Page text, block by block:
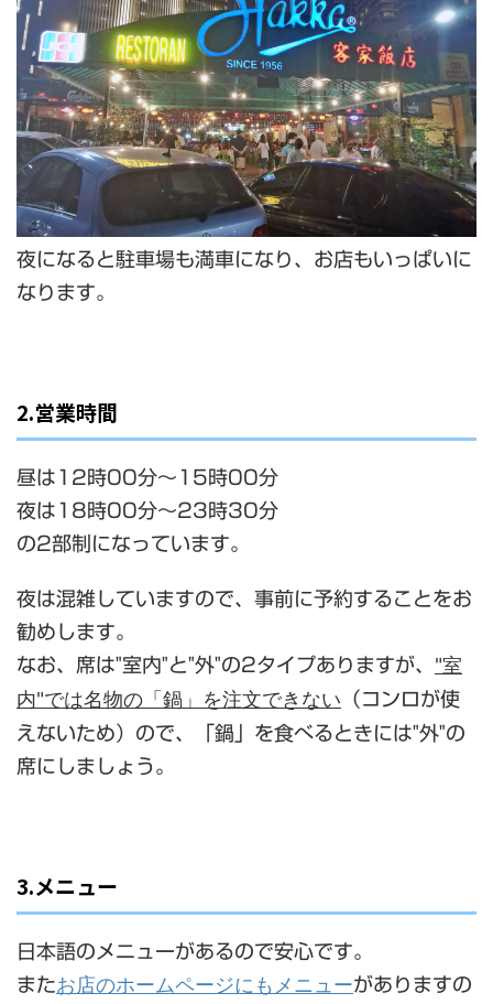
夜になると駐車場も満車になり、お店もいっぱいに
なります。
2.営業時間
昼は12時00分～15時00分
夜は18時00分～23時30分
の2部制になっています。
夜は混雑していますので、事前に予約することをお
勧めします。
なお、席は"室内"と"外"の2タイプありますが、 "室
内"では名物の「鍋」を注文できない （コンロが使
えないため）ので、「鍋」を食べるときには"外"の
席にしましょう。
3.メニュー
日本語のメニューがあるので安心です。
またお店のホームページにもメニューがありますの